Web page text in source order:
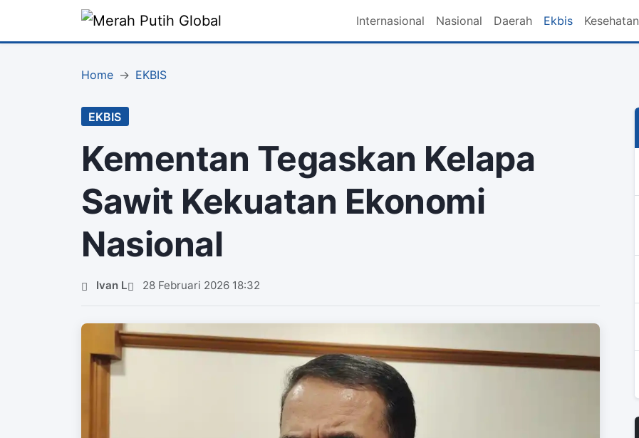
Internasional Nasional Daerah Ekbis Kesehatan
Home EKBIS
EKBIS
Kementan Tegaskan Kelapa
Sawit Kekuatan Ekonomi
Nasional
Ivan L 28 Februari 2026 18:32